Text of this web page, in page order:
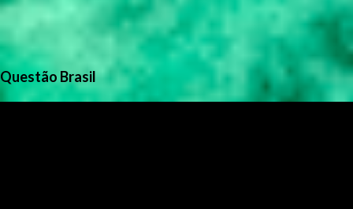
Questão Brasil